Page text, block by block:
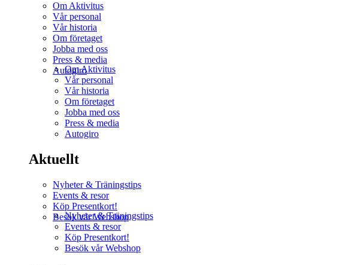
Om Aktivitus
Vår personal
Vår historia
Om företaget
Jobba med oss
Press & media
Autogiro
Om Aktivitus
Vår personal
Vår historia
Om företaget
Jobba med oss
Press & media
Autogiro
Aktuellt
Nyheter & Träningstips
Events & resor
Köp Presentkort!
Besök vår Webshop
Nyheter & Träningstips
Events & resor
Köp Presentkort!
Besök vår Webshop